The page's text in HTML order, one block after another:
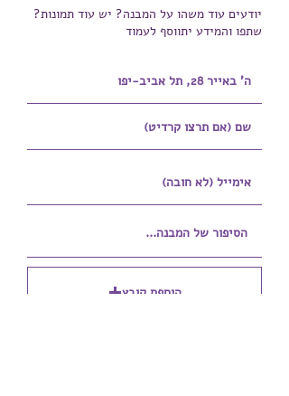
יודעים עוד משהו על המבנה? יש עוד תמונות?
שתפו והמידע יתווסף לעמוד
הוספת קובץ